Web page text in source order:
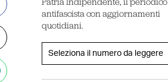
antifascista con aggiornamenti
quotidiani.